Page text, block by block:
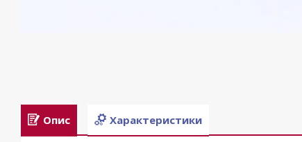
Опис Характеристики